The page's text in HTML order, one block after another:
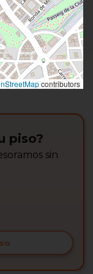
contributors
piso?
sin